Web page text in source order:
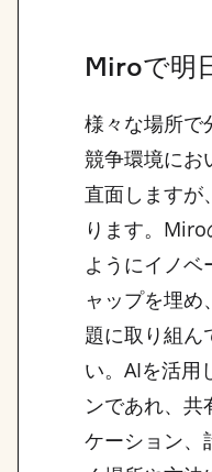
Miroで明
様々な場所で
競争環境にお
直面しますが
ります。
ようにイノベ
ャップを埋め
題に取り組ん
い。AIを活用
ンであれ、共
ケーション、